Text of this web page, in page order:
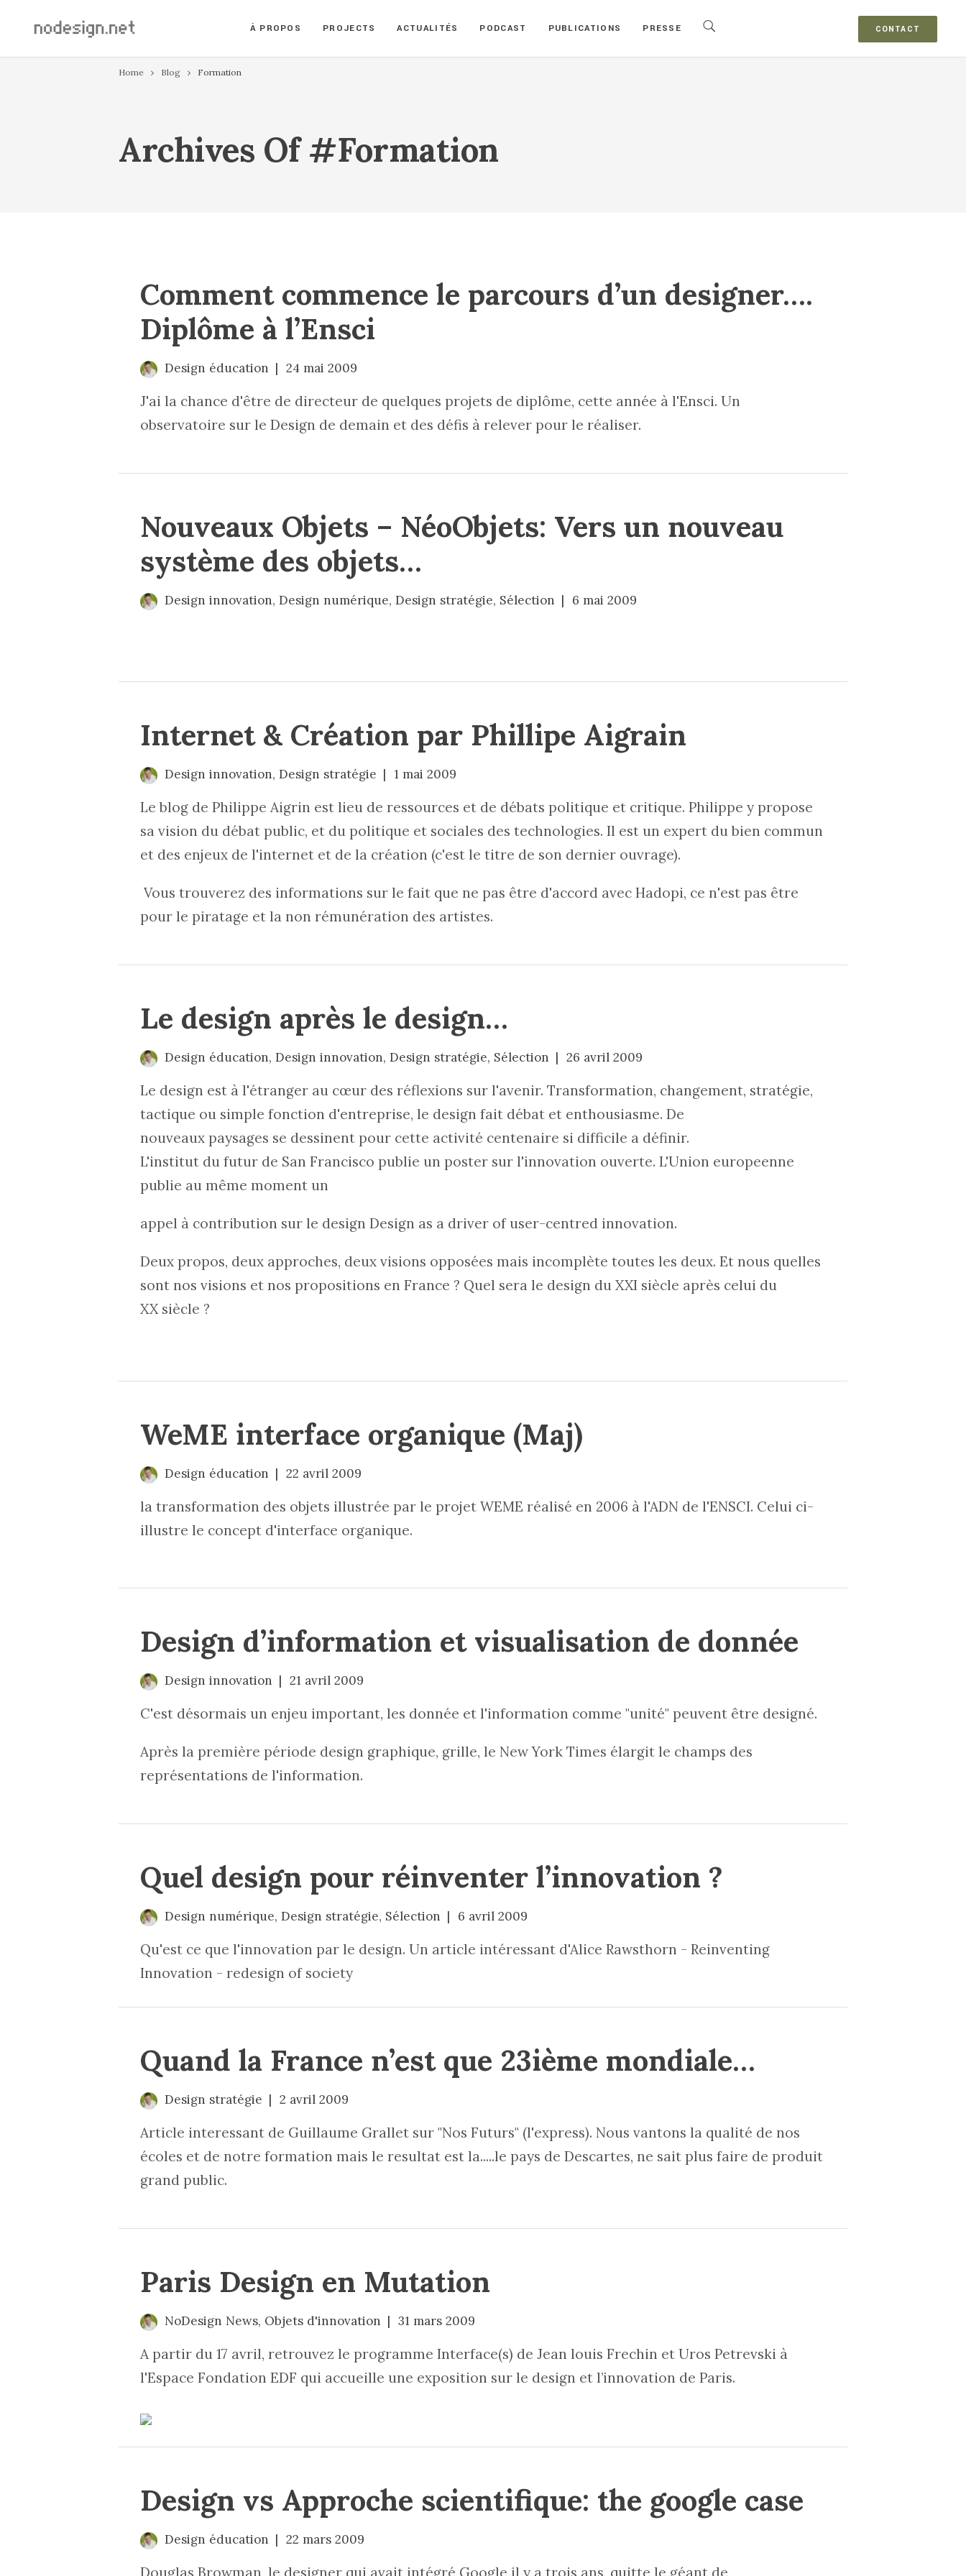
CONTACT
À PROPOS PROJECTS ACTUALITÉS PODCAST PUBLICATIONS PRESSE
Home Blog Formation
Archives Of #formation
Comment commence le parcours d’un designer….
Diplôme à l’Ensci
Design éducation 24 mai 2009
J'ai la chance d'être de directeur de quelques projets de diplôme, cette année à l'Ensci. Un
observatoire sur le Design de demain et des défis à relever pour le réaliser.
Nouveaux Objets – NéoObjets: Vers un nouveau
système des objets…
Design innovation,Design numérique,Design stratégie, Sélection 6 mai 2009
Internet & Création par Phillipe Aigrain
Design innovation,Design stratégie 1 mai 2009
Le blog de Philippe Aigrin est lieu de ressources et de débats politique et critique. Philippe y propose
sa vision du débat public, et du politique et sociales des technologies. Il est un expert du bien commun
et des enjeux de l'internet et de la création (c'est le titre de son dernier ouvrage).
Vous trouverez des informations sur le fait que ne pas être d'accord avec Hadopi, ce n'est pas être
pour le piratage et la non rémunération des artistes.
Le design après le design…
Design éducation,Design innovation,Design stratégie, Sélection 26 avril 2009
Le design est à l'étranger au cœur des réflexions sur l'avenir. Transformation, changement, stratégie,
tactique ou simple fonction d'entreprise, le design fait débat et enthousiasme. De
nouveaux paysages se dessinent pour cette activité centenaire si difficile a définir.
L'institut du futur de San Francisco publie un poster sur l'innovation ouverte. L'Union europeenne
publie au même moment un
appel à contribution sur le design Design as a driver of user-centred innovation.
Deux propos, deux approches, deux visions opposées mais incomplète toutes les deux. Et nous quelles
sont nos visions et nos propositions en France ? Quel sera le design du XXI siècle après celui du
XX siècle ?
WeME interface organique (Maj)
Design éducation 22 avril 2009
la transformation des objets illustrée par le projet WEME réalisé en 2006 à l'ADN de l'ENSCI. Celui ci-
illustre le concept d'interface organique.
Design d’information et visualisation de donnée
Design innovation 21 avril 2009
C'est désormais un enjeu important, les donnée et l'information comme "unité" peuvent être designé.
Après la première période design graphique, grille, le New York Times élargit le champs des
représentations de l'information.
Quel design pour réinventer l’innovation ?
Design numérique,Design stratégie, Sélection 6 avril 2009
Qu'est ce que l'innovation par le design. Un article intéressant d'Alice Rawsthorn - Reinventing
Innovation - redesign of society
Quand la France n’est que 23ième mondiale…
Design stratégie 2 avril 2009
Article interessant de Guillaume Grallet sur "Nos Futurs" (l'express). Nous vantons la qualité de nos
écoles et de notre formation mais le resultat est la.....le pays de Descartes, ne sait plus faire de produit
grand public.
Paris Design en Mutation
NoDesign News, Objets d'innovation 31 mars 2009
A partir du 17 avril, retrouvez le programme Interface(s) de Jean louis Frechin et Uros Petrevski à
l'Espace Fondation EDF qui accueille une exposition sur le design et l’innovation de Paris.
Design vs Approche scientifique: the google case
Design éducation 22 mars 2009
Douglas Browman, le designer qui avait intégré Google il y a trois ans, quitte le géant de